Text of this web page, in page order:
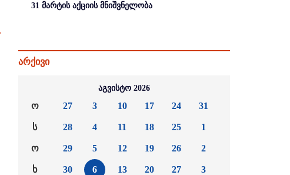
31 მარტის აქციის მნიშვნელობა
არქივი
აგვისტო 2026
ო
ს
ო
ხ
27
28
29
30
3
4
5
6
10
11
12
13
17
18
19
20
24
25
26
27
31
1
2
3